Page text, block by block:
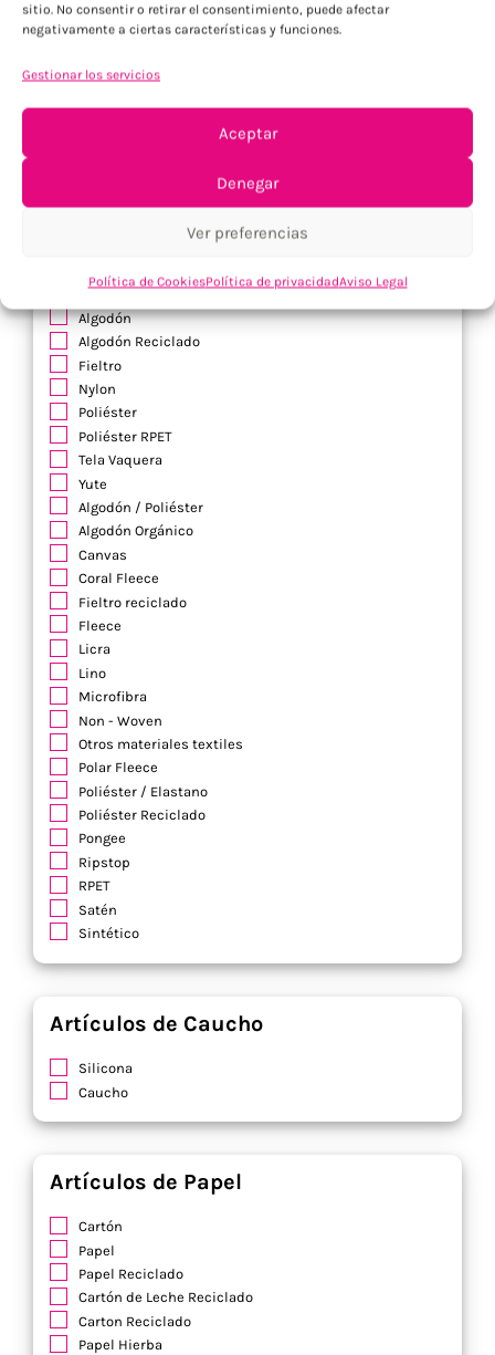
sitio. No consentir o retirar el consentimiento, puede afectar
negativamente a ciertas características y funciones.
Gestionar los servicios
Aceptar
Denegar
Ver preferencias
Política de CookiesPolítica de privacidadAviso Legal
Vidrio
Artículos Textiles
Acrílico
Algodón
Algodón Reciclado
Fieltro
Nylon
Poliéster
Poliéster RPET
Tela Vaquera
Yute
Algodón / Poliéster
Algodón Orgánico
Canvas
Coral Fleece
Fieltro reciclado
Fleece
Licra
Lino
Microfibra
Non - Woven
Otros materiales textiles
Polar Fleece
Poliéster / Elastano
Poliéster Reciclado
Pongee
Ripstop
RPET
Satén
Sintético
Yute / Algodón
Artículos de Caucho
Silicona
Caucho
Artículos de Papel
Cartón
Papel
Papel Reciclado
Cartón de Leche Reciclado
Carton Reciclado
Papel Hierba